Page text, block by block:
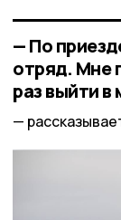
— По
отряд. Мне
раз выйти в